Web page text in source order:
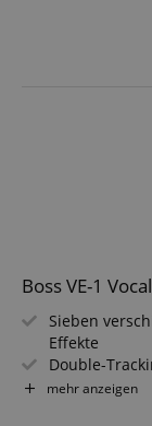
1x XLR-
Boss VE-1
Sieben
Effekte
Double-
Enhance und
Flexible
mehr anzeigen